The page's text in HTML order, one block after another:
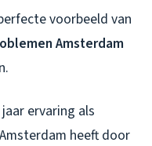
voorbeeld van
Amsterdam
ervaring als
heeft door